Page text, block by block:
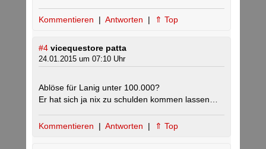
Kommentieren | Antworten | ⇑ Top
#4 vicequestore patta
24.01.2015 um 07:10 Uhr
Ablöse für Lanig unter 100.000?
Er hat sich ja nix zu schulden kommen lassen…
Kommentieren | Antworten | ⇑ Top